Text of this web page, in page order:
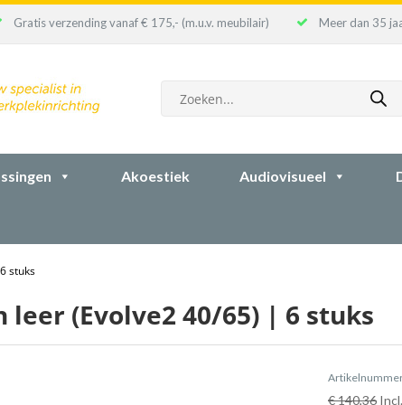
Gratis verzending vanaf € 175,- (m.u.v. meubilair) Meer dan 35
zoeken
Akoestiek Audiovisueel
stuks
leer (Evolve2 40/65) | 6 stuks
€ 140,36